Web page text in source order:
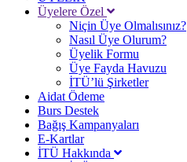
Üyelere Özel
Niçin Üye Olmalısınız?
Nasıl Üye Olurum?
Üyelik Formu
Üye Fayda Havuzu
İTÜ’lü Şirketler
Aidat Ödeme
Burs Destek
Bağış Kampanyaları
E-Kartlar
İTÜ Hakkında